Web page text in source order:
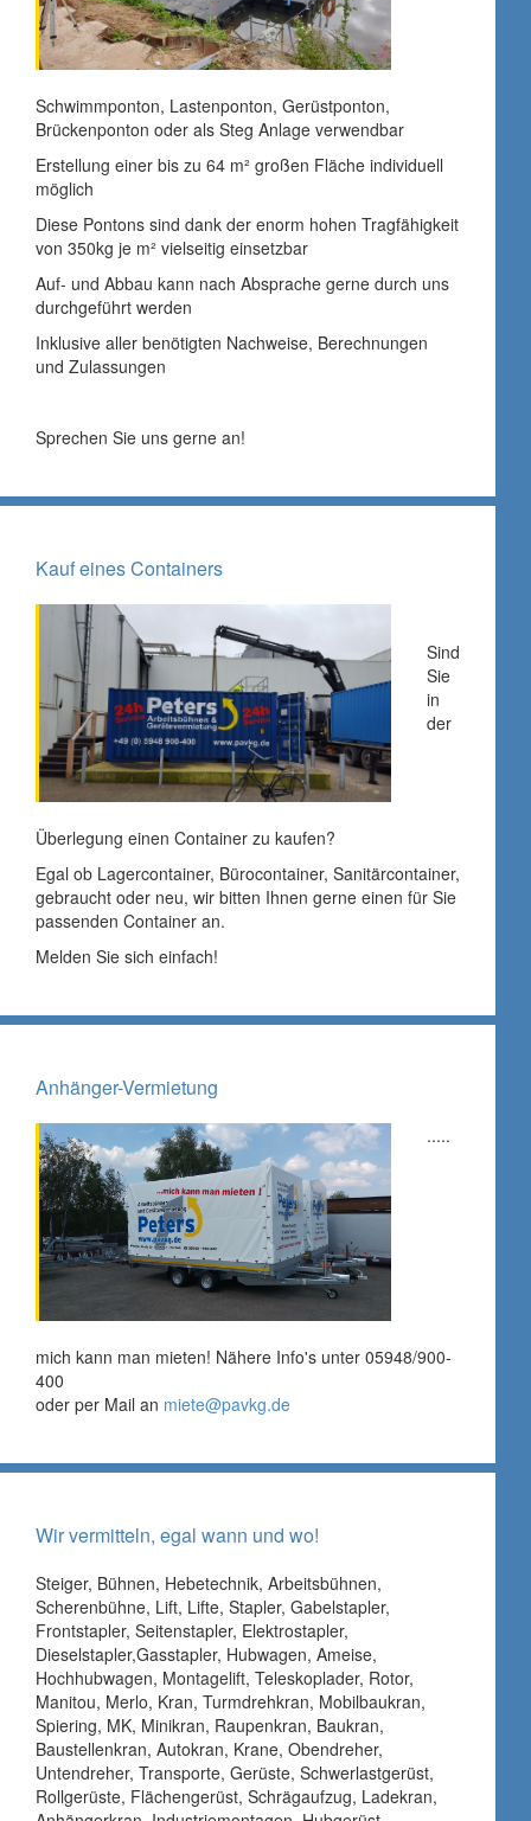
Schwimmponton, Lastenponton, Gerüstponton,
Brückenponton oder als Steg Anlage verwendbar
Erstellung einer bis zu 64 m² großen Fläche individuell
möglich
Diese Pontons sind dank der enorm hohen Tragfähigkeit
von 350kg je m² vielseitig einsetzbar
Auf- und Abbau kann nach Absprache gerne durch uns
durchgeführt werden
Inklusive aller benötigten Nachweise, Berechnungen
und Zulassungen
Sprechen Sie uns gerne an!
Kauf eines Containers
Sind
Sie
in
der
Überlegung einen Container zu kaufen?
Egal ob Lagercontainer, Bürocontainer, Sanitärcontainer,
gebraucht oder neu, wir bitten Ihnen gerne einen für Sie
passenden Container an.
Melden Sie sich einfach!
Anhänger-Vermietung
.....
mich kann man mieten! Nähere Info's unter 05948/900-
400
oder per Mail an miete@pavkg.de
Wir vermitteln, egal wann und wo!
Steiger, Bühnen, Hebetechnik, Arbeitsbühnen,
Scherenbühne, Lift, Lifte, Stapler, Gabelstapler,
Frontstapler, Seitenstapler, Elektrostapler,
Dieselstapler,Gasstapler, Hubwagen, Ameise,
Hochhubwagen, Montagelift, Teleskoplader, Rotor,
Manitou, Merlo, Kran, Turmdrehkran, Mobilbaukran,
Spiering, MK, Minikran, Raupenkran, Baukran,
Baustellenkran, Autokran, Krane, Obendreher,
Untendreher, Transporte, Gerüste, Schwerlastgerüst,
Rollgerüste, Flächengerüst, Schrägaufzug, Ladekran,